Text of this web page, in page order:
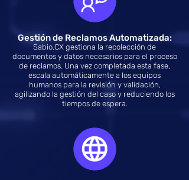
Gestión de Reclamos Automatizada:
Sabio.CX gestiona la recolección de
documentos y datos necesarios para el proceso
de reclamos. Una vez completada esta fase,
escala automáticamente a los equipos
humanos para la revisión y validación,
agilizando la gestión del caso y reduciendo los
tiempos de espera.